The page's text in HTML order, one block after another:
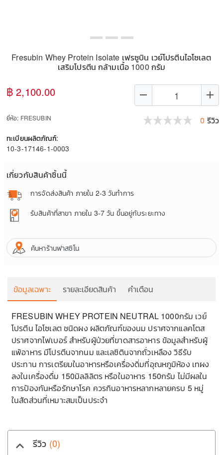
Fresubin Whey Protein Isolate เฟรซูบิน เวย์โปรตีนไอโซเลต
เสริมโปรตีน กล้ามเนื้อ 1000 กรัม
฿ 2,100.00 remove add
ยี่ห้อ: FRESUBIN 0 รีวิว
ทะเบียนผลิตภัณฑ์:
10-3-17146-1-0003
เกี่ยวกับสินค้าชิ้นนี้
การจัดส่งสินค้า ภายใน 2-3 วันทำการ
รับสินค้าที่สาขา ภายใน 3-7 วัน ขึ้นอยู่กับระยะทาง
ค้นหาร้านฟาสซิโน
ข้อมูลเฉพาะ รายละเอียดสินค้า คำเตือน
FRESUBIN WHEY PROTEIN NEUTRAL 1000กรัม เวย์
โปรตีน ไอโซเลต ชนิดผง ผลิตภัณฑ์ของนม ปราศจากแลคโตส
ปราศจากไฟเบอร์ สำหรับผู้ป่วยที่ขาดสารอาหาร ข้อมูลสำหรับผู้
แพ้อาหาร มีโปรตีนจากนม และเลซิตินจากถั่วเหลือง วิธีรับ
ประทาน การเตรียมในอาหารหรือเครื่องดิ่มที่อุณหภูมิห้อง เทผง
ลงในเครื่องดื่ม 150มิลลิลิตร หรือในอาหาร 150กรัม ไม่มีผลใน
การป้องกันหรือรักษาโรค ควรกินอาหารหลากหลายครบ 5 หมู่
ในสัดส่วนที่เหมาะสมเป็นประจำ
รีวิว (0)
keyboard_arrow_up